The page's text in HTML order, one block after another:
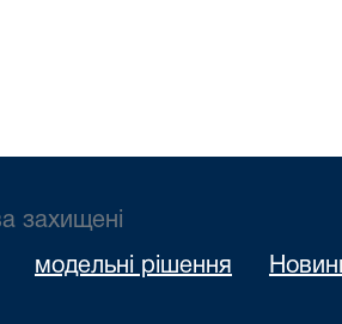
захищені
модельні рішення